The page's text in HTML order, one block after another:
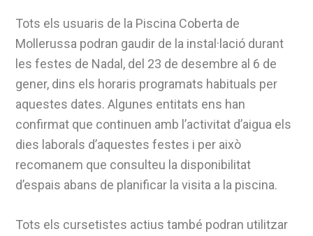
Tots els usuaris de la Piscina Coberta de
Mollerussa podran gaudir de la instal·lació durant
les festes de Nadal, del 23 de desembre al 6 de
gener, dins els horaris programats habituals per
aquestes dates. Algunes entitats ens han
confirmat que continuen amb l’activitat d’aigua els
dies laborals d’aquestes festes i per això
recomanem que consulteu la disponibilitat
d’espais abans de planificar la visita a la piscina.
Tots els cursetistes actius també podran utilitzar